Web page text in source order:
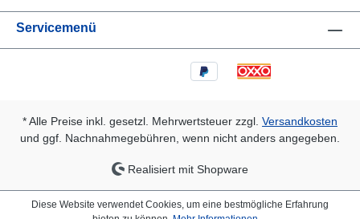
Servicemenü
* Alle Preise inkl. gesetzl. Mehrwertsteuer zzgl. Versandkosten
und ggf. Nachnahmegebühren, wenn nicht anders angegeben.
Realisiert mit Shopware
Diese Website verwendet Cookies, um eine bestmögliche Erfahrung